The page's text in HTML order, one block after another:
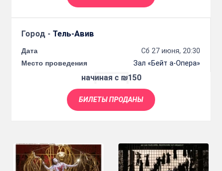
Город - Тель-Авив
Дата
Сб 27 июня, 20:30
Место проведения
Зал «Бейт а-Опера»
начиная с ₪150
БИЛЕТЫ ПРОДАНЫ